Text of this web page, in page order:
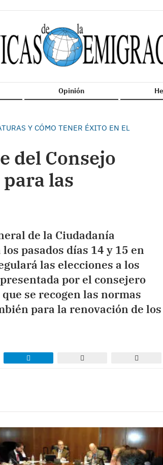
Opinión
Y CÓMO TENER ÉXITO EN EL
del Consejo
las
de la Ciudadanía
pasados días 14 y 15 en
las elecciones a los
por el consejero
se recogen las normas
para la renovación de los